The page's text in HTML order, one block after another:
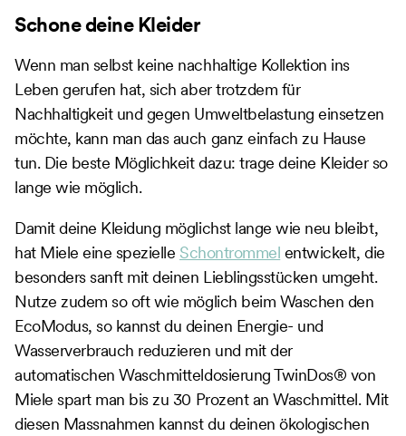
Schone deine Kleider
Wenn man selbst keine nachhaltige Kollektion ins
Leben gerufen hat, sich aber trotzdem für
Nachhaltigkeit und gegen Umweltbelastung einsetzen
möchte, kann man das auch ganz einfach zu Hause
tun. Die beste Möglichkeit dazu: trage deine Kleider so
lange wie möglich.
Damit deine Kleidung möglichst lange wie neu bleibt,
hat Miele eine spezielle Schontrommel entwickelt, die
besonders sanft mit deinen Lieblingsstücken umgeht.
Nutze zudem so oft wie möglich beim Waschen den
EcoModus, so kannst du deinen Energie- und
Wasserverbrauch reduzieren und mit der
automatischen Waschmitteldosierung TwinDos® von
Miele spart man bis zu 30 Prozent an Waschmittel. Mit
diesen Massnahmen kannst du deinen ökologischen